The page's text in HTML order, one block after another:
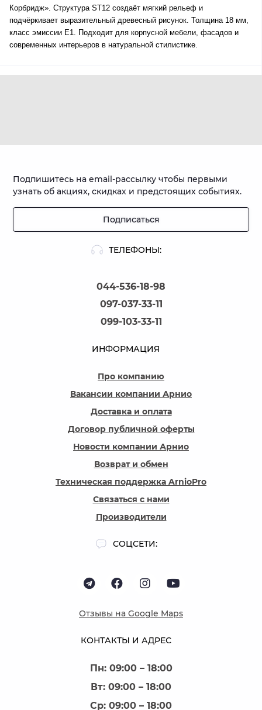
Корбридж». Структура ST12 создаёт мягкий рельеф и
подчёркивает выразительный древесный рисунок. Толщина 18 мм,
класс эмиссии E1. Подходит для корпусной мебели, фасадов и
современных интерьеров в натуральной стилистике.
ТЕЛЕФОНЫ:
044-536-18-98
097-037-33-11
099-103-33-11
Подпишитесь на email-рассылку чтобы первыми
узнать об акциях, скидках и предстоящих событиях.
Подписаться
КОНТАКТЫ И АДРЕС
Пн: 09:00 – 18:00
Вт: 09:00 – 18:00
Ср: 09:00 – 18:00
ИНФОРМАЦИЯ
Про компанию
Вакансии компании Арнио
Доставка и оплата
Договор публичной оферты
Новости компании Арнио
Возврат и обмен
Техническая поддержка ArnioPro
Связаться с нами
Производители
СОЦСЕТИ:
Отзывы на Google Maps